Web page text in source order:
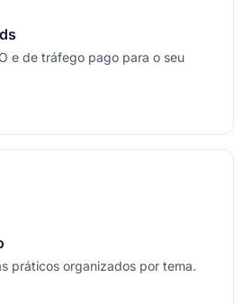
e de tráfego pago para o seu
práticos organizados por tema.